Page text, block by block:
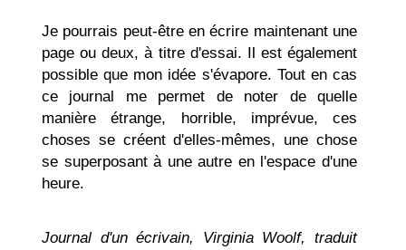
Je pourrais peut-être en écrire maintenant une
page ou deux, à titre d'essai. Il est également
possible que mon idée s'évapore. Tout en cas
ce journal me permet de noter de quelle
manière étrange, horrible, imprévue, ces
choses se créent d'elles-mêmes, une chose
se superposant à une autre en l'espace d'une
heure.
Journal d'un écrivain, Virginia Woolf, traduit